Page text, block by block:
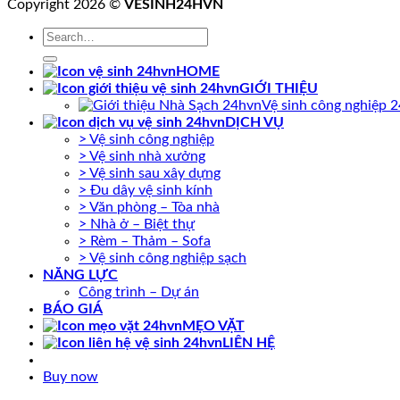
Copyright 2026 © VESINH24HVN
HOME
GIỚI THIỆU
Vệ sinh công nghiệp
DỊCH VỤ
> Vệ sinh công nghiệp
> Vệ sinh nhà xưởng
> Vệ sinh sau xây dựng
> Đu dây vệ sinh kính
> Văn phòng – Tòa nhà
> Nhà ở – Biệt thự
> Rèm – Thảm – Sofa
> Vệ sinh công nghiệp sạch
NĂNG LỰC
Công trình – Dự án
BÁO GIÁ
MẸO VẶT
LIÊN HỆ
Buy now